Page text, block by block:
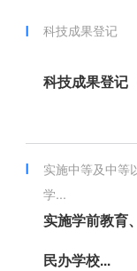
科技成果登记
科技成果登记
实施中等及中等
学...
实施学前教育
民办学校...